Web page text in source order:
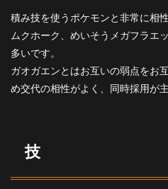
積み技を使うポケモンと非常に相
ムクホーク、めいそうメガフラエ
多いです。
ガオガエンとはお互いの弱点をお
め交代の相性がよく、同時採用が主
技